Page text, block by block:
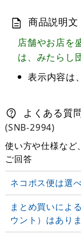
商品説明文
店舗やお店を
は、みたらし
表示内容は
よくある質
(SNB-2994)
使い方や仕様など
ご回答
ネコポス便は選
まとめ買いによ
ウント）はあり